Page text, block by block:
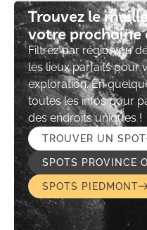
Trouvez le
votre prochaine
Filtrez par région ou
les lieux parfaits pour
exploration. En
toutes les infos pour
des endroits uniques !
TROUVER UN SPOT
SPOTS PROVINCE
SPOTS PIEDMONT